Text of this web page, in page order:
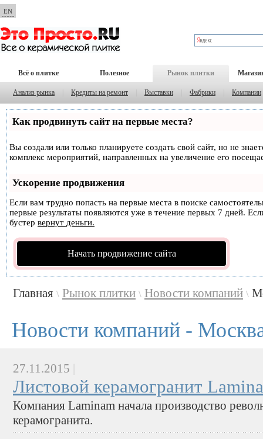
EN
Всё о плитке Полезное Рынок плитки
Анализ рынка Кредиты на ремонт Выставки Фабрики Компании
Как продвинуть сайт на первые места?
Вы создали или только планируете создать свой сайт, но не
комплекс мероприятий, направленных на увеличение его
Ускорение продвижения
Если вам трудно попасть на первые места в поиске
первые результаты появляются уже в течение первых 7 дней.
бустер вернут деньги.
Начать продвижение сайта
Главная \ Рынок плитки \ Новости компаний \
Новости компаний -
27.11.2015
Листовой керамогранит
Компания Laminam начала производство
керамогранита.